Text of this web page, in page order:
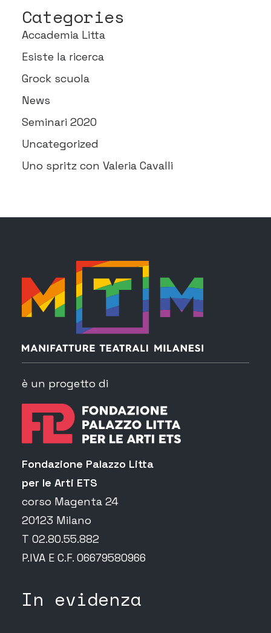
Categories
Accademia Litta
Esiste la ricerca
Grock scuola
News
Seminari 2020
Uncategorized
Uno spritz con Valeria Cavalli
è un progetto di
Fondazione Palazzo Litta
per le Arti ETS
corso Magenta 24
20123 Milano
T 02.80.55.882
P.IVA E C.F. 06679580966
In evidenza